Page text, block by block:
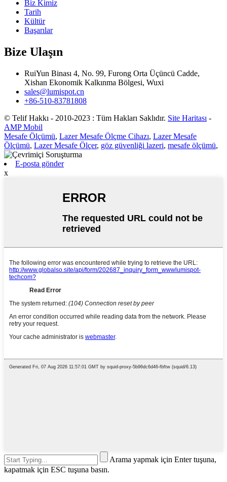
Biz Kimiz
Tarih
Kültür
Başarılar
Bize Ulaşın
RuiYun Binası 4, No. 99, Furong Orta Üçüncü Cadde,
Xishan Ekonomik Kalkınma Bölgesi, Wuxi
sales@lumispot.cn
+86-510-83781808
© Telif Hakkı - 2010-2023 : Tüm Hakları Saklıdır. Site Haritası -
AMP Mobil
Mesafe Ölçümü, Lazer Mesafe Ölçme Cihazı, Lazer Mesafe
Ölçümü, Lazer Mesafe Ölçer, göz güvenliği lazeri, mesafe ölçümü,
E-posta gönder
x
Arama yapmak için Enter tuşuna,
kapatmak için ESC tuşuna basın.